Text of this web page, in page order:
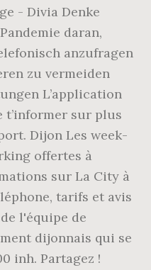
- Divia Denke
daran,
anzufragen
zu vermeiden
L’application
sur plus
Dijon Les week-
offertes à
sur La City à
tarifs et avis
l'équipe de
dijonnais qui se
inh. Partagez !